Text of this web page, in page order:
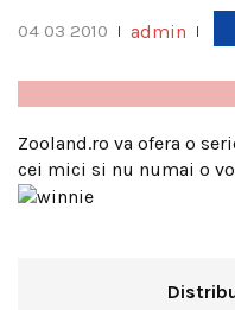
04 03 2010 admin
Zooland.ro va ofera o
cei mici si nu numai o